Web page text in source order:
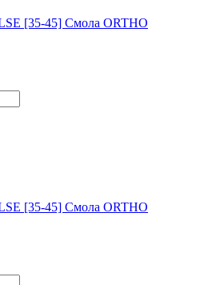
[35-45] Смола ORTHO
[35-45] Смола ORTHO